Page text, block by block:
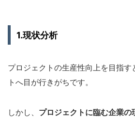
1.現状分析
プロジェクトの生産性向上を目指す
トへ目が行きがちです。
しかし、 プロジェクトに臨む企業